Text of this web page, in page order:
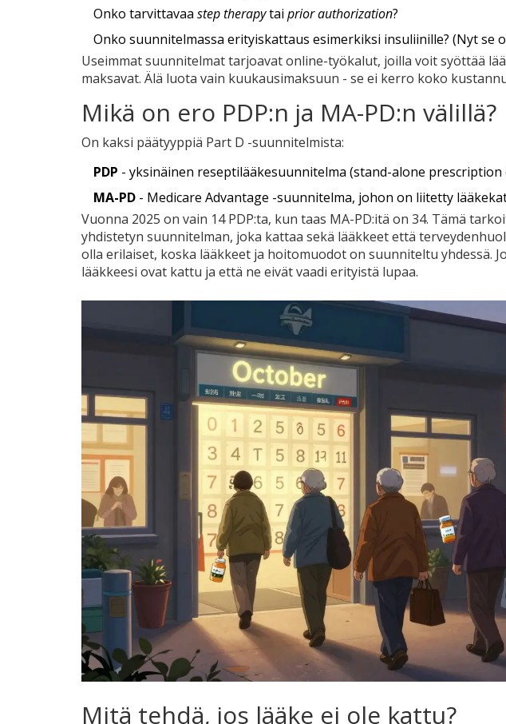
Onko tarvittavaa step therapytai prior authorization?
Onko suunnitelmassa erityiskattaus esimerkiksi insuliinille? (Nyt se
Useimmat suunnitelmat tarjoavat online-työkalut, joilla voit syöttää
maksavat. Älä luota vain kuukausimaksuun - se ei kerro koko
Mikä on ero PDP:n ja MA-PD:n välillä?
On kaksi päätyyppiä Part D -suunnitelmista:
PDP - yksinäinen reseptilääkesuunnitelma (stand-alone prescription
MA-PD - Medicare Advantage -suunnitelma, johon on liitetty
Vuonna 2025 on vain 14 PDP:ta, kun taas MA-PD:itä on 34. Tämä
yhdistetyn suunnitelman, joka kattaa sekä lääkkeet että
olla erilaiset, koska lääkkeet ja hoitomuodot on suunniteltu yhdessä.
lääkkeesi ovat kattu ja että ne eivät vaadi erityistä lupaa.
Mitä tehdä, jos lääke ei ole kattu?